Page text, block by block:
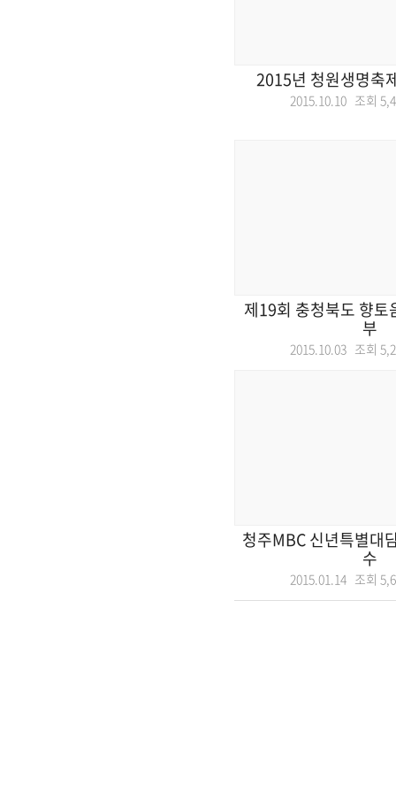
2015년 청원생명축
2015.10.10 조회
제19회 충청북도 향토
부
2015.10.03 조회
청주MBC 신년특별대
수
2015.01.14 조회